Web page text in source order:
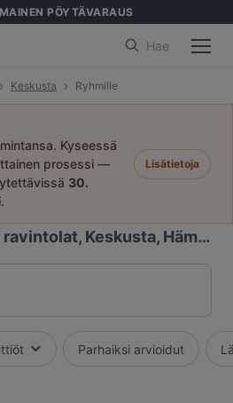
PÖYTÄVARAUS
Hae
Keskusta Ryhmille
Kyseessä
prosessi —
30.
Lisätietoja
Keskusta, Hämeenlinna
Parhaiksi arvioidut